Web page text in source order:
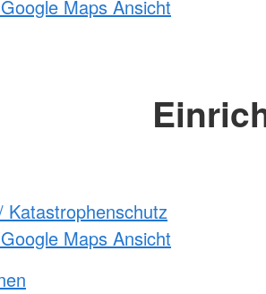
Maps Ansicht
Katastrophenschutz
Maps Ansicht